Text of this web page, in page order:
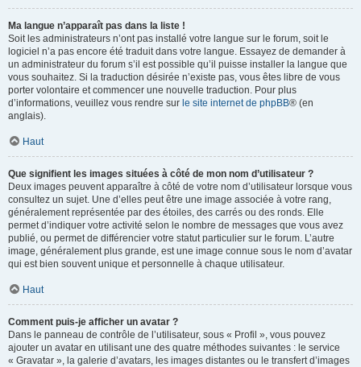
Ma langue n’apparaît pas dans la liste !
Soit les administrateurs n’ont pas installé votre langue sur le forum, soit le
logiciel n’a pas encore été traduit dans votre langue. Essayez de demander à
un administrateur du forum s’il est possible qu’il puisse installer la langue que
vous souhaitez. Si la traduction désirée n’existe pas, vous êtes libre de vous
porter volontaire et commencer une nouvelle traduction. Pour plus
d’informations, veuillez vous rendre sur le site internet de phpBB® (en
anglais).
Haut
Que signifient les images situées à côté de mon nom d’utilisateur ?
Deux images peuvent apparaître à côté de votre nom d’utilisateur lorsque vous
consultez un sujet. Une d’elles peut être une image associée à votre rang,
généralement représentée par des étoiles, des carrés ou des ronds. Elle
permet d’indiquer votre activité selon le nombre de messages que vous avez
publié, ou permet de différencier votre statut particulier sur le forum. L’autre
image, généralement plus grande, est une image connue sous le nom d’avatar
qui est bien souvent unique et personnelle à chaque utilisateur.
Haut
Comment puis-je afficher un avatar ?
Dans le panneau de contrôle de l’utilisateur, sous « Profil », vous pouvez
ajouter un avatar en utilisant une des quatre méthodes suivantes : le service
« Gravatar », la galerie d’avatars, les images distantes ou le transfert d’images